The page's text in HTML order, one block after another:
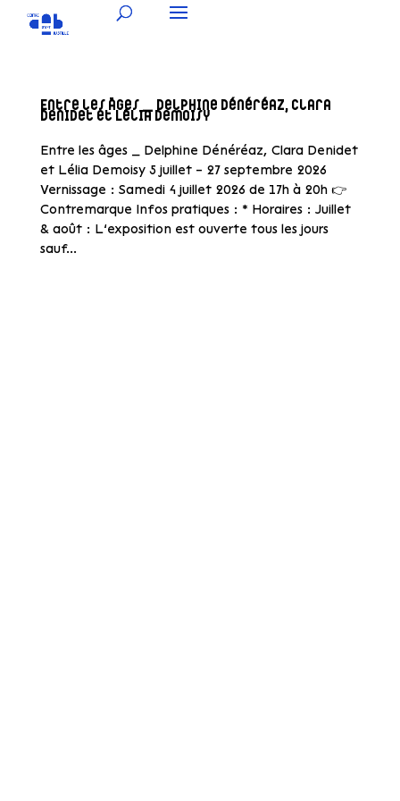
Entre les âges _ Delphine Dénéréaz, Clara
Denidet et Lélia Demoisy
Entre les âges _ Delphine Dénéréaz, Clara Denidet
et Lélia Demoisy 5 juillet – 27 septembre 2026
Vernissage : Samedi 4 juillet 2026 de 17h à 20h 👉
Contremarque Infos pratiques : * Horaires : Juillet
& août : L’exposition est ouverte tous les jours
sauf...